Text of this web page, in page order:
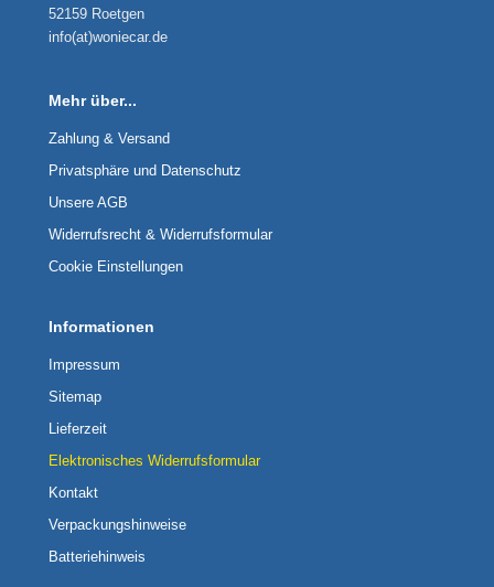
52159 Roetgen
info(at)woniecar.de
Mehr über...
Zahlung & Versand
Privatsphäre und Datenschutz
Unsere AGB
Widerrufsrecht & Widerrufsformular
Cookie Einstellungen
Informationen
Impressum
Sitemap
Lieferzeit
Elektronisches Widerrufsformular
Kontakt
Verpackungshinweise
Batteriehinweis